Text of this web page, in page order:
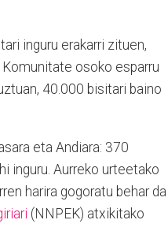
inguru erakarri zituen,
osoko esparru
40.000 bisitari baino
eta Andiara: 370
inguru. Aurreko urteetako
harira gogoratu behar da
(NNPEK) atxikitako